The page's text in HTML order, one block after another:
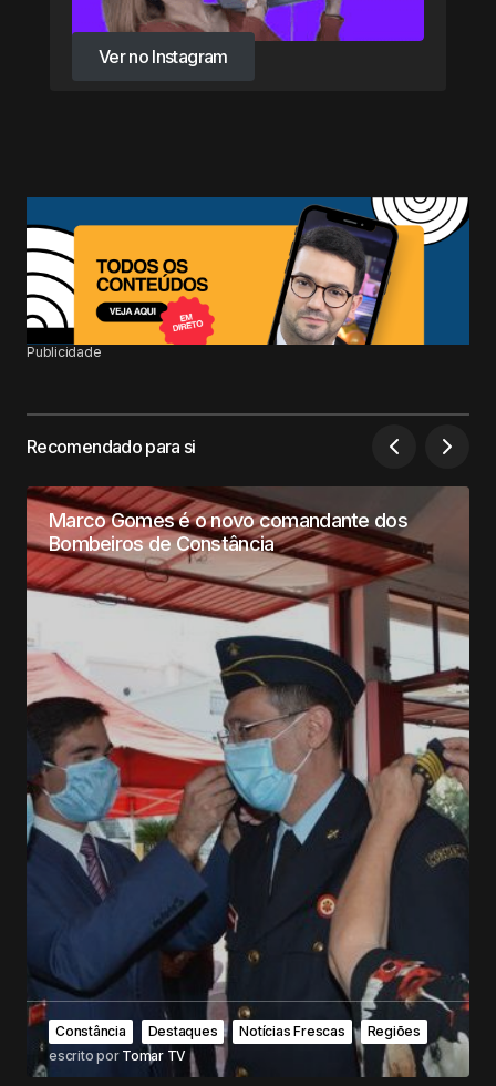
Ver no Instagram
Ver no Instagram
Publicidade
Recomendado para si
Marco Gomes é o novo comandante dos
Bombeiros de Constância
Constância Destaques Notícias Frescas
Regiões
escrito por Tomar TV